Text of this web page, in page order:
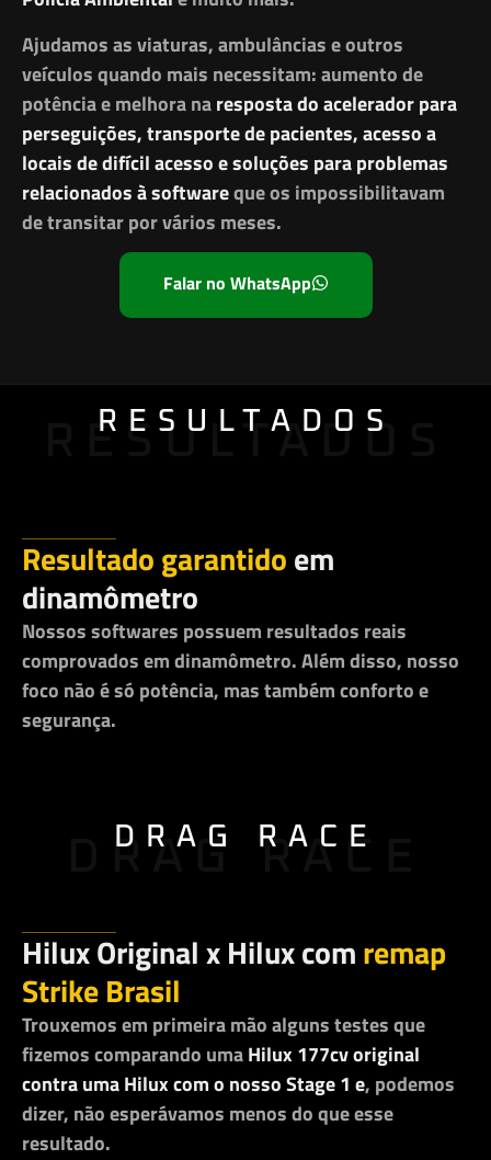
Ajudamos as viaturas, ambulâncias e outros
veículos quando mais necessitam: aumento de
potência e melhora naresposta do acelerador para
perseguições, transporte de pacientes, acesso a
locais de difícil acesso e soluções para problemas
relacionados à softwareque os impossibilitavam
de transitar por vários meses.
Falar no WhatsApp
RESULTADOS
RESULTADOS
Resultado garantidoem
dinamômetro
Nossos softwares possuem resultados reais
comprovados em dinamômetro. Além disso, nosso
foco não é só potência, mas também conforto e
segurança.
DRAG RACE
DRAG RACE
Hilux Original x Hilux comremap
Strike Brasil
Trouxemos em primeira mão alguns testes que
fizemos comparando umaHilux 177cv original
contra uma Hilux com o nosso Stage 1 e, podemos
dizer, não esperávamos menos do que esse
resultado.